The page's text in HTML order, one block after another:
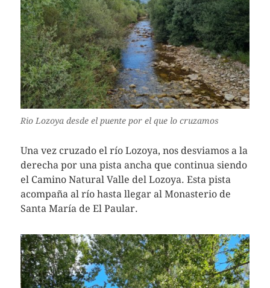
Rio Lozoya desde el puente por el que lo cruzamos
Una vez cruzado el río Lozoya, nos desviamos a la
derecha por una pista ancha que continua siendo
el Camino Natural Valle del Lozoya. Esta pista
acompaña al río hasta llegar al Monasterio de
Santa María de El Paular.